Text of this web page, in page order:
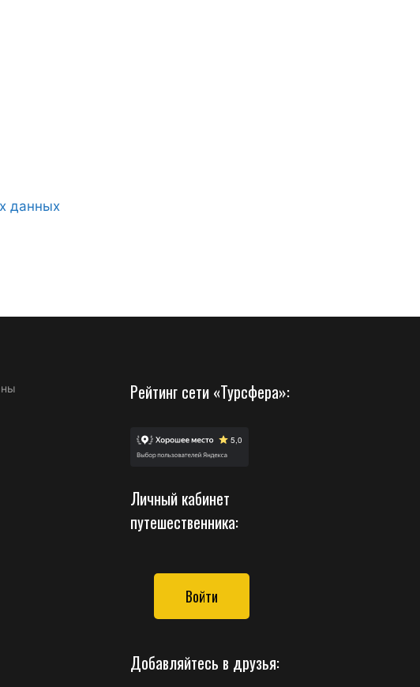
данных
Рейтинг сети «Турсфера»:
Личный кабинет
путешественника:
Войти
Добавляйтесь в друзья: